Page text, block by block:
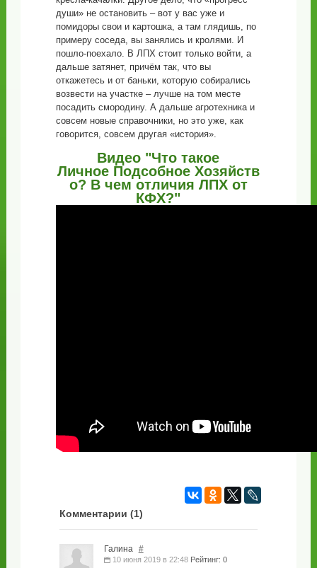
души» не остановить – вот у вас уже и
помидоры свои и картошка, а там глядишь, по
примеру соседа, вы занялись и кролями. И
пошло-поехало. В ЛПХ стоит только войти, а
дальше затянет, причём так, что вы
откажетесь и от баньки, которую собирались
возвести на участке – лучше на том месте
посадить смородину. А дальше агротехника и
совсем новые справочники, но это уже, как
говорится, совсем другая «история».
Видео "Что такое
Личное Подсобное Хозяйств
о? В чем отличия ЛПХ от
КФХ?"
Комментарии (1)
Галина #
10 июня 2019 в 22:48 Рейтинг: 0